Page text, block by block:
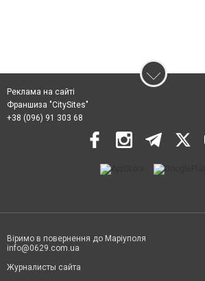
Реклама на сайті
Франшиза "CitySites"
+38 (096) 91 303 68
Віримо в повернення до Маріуполя
info@0629.com.ua
Журналисты сайта